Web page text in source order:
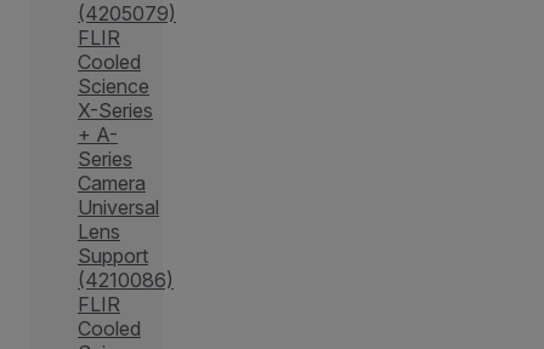
(4205079)
FLIR
Cooled
Science
X-Series
+ A-
Series
Camera
Universal
Lens
Support
(4210086)
FLIR
Cooled